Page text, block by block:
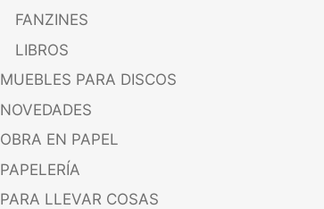
FANZINES
LIBROS
MUEBLES PARA DISCOS
NOVEDADES
OBRA EN PAPEL
PAPELERÍA
PARA LLEVAR COSAS